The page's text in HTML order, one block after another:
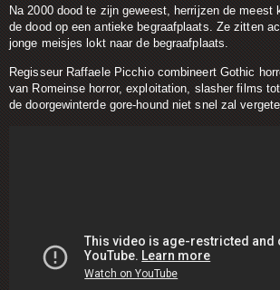
Na 2000 dood te zijn geweest, herrijzen de meest
de dood op een antieke begraafplaats. Ze zitten
jonge meisjes lokt naar de begraafplaats.
Regisseur Raffaele Picchio combineert Gothic
van Romeinse horror, exploitation, slasher films
de doorgewinterde gore-hound niet snel zal